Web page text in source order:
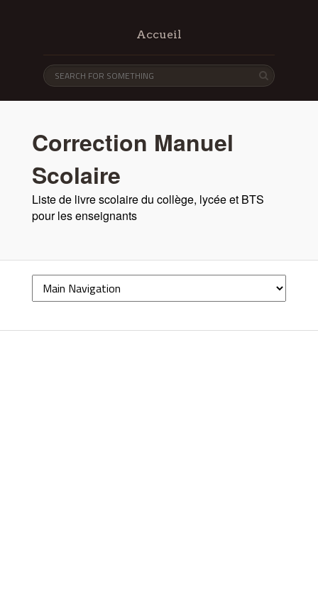
Accueil
Correction Manuel
Scolaire
Liste de livre scolaire du collège, lycée et BTS
pour les enseignants